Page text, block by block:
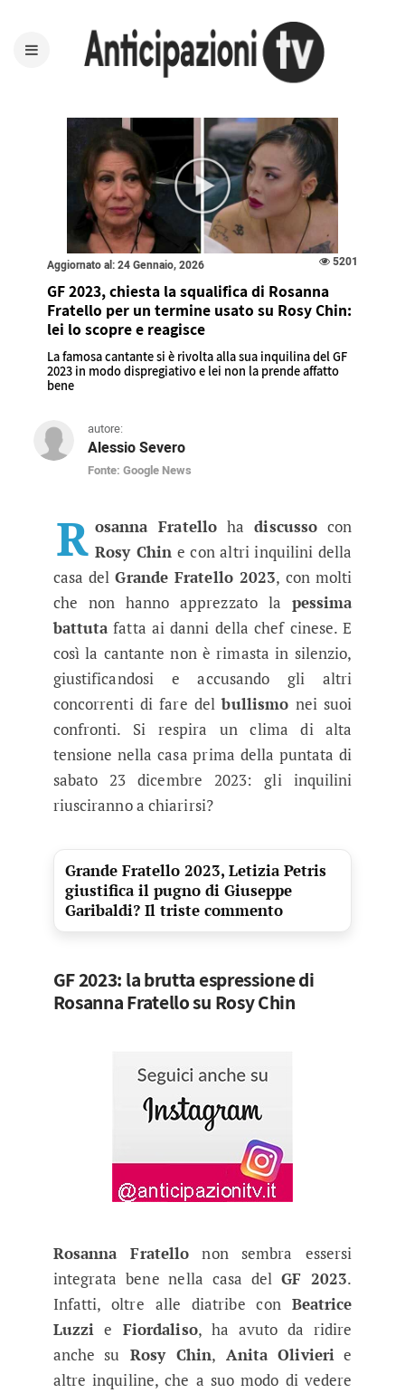
Aggiornato al: 24 Gennaio, 2026 5201
GF 2023, chiesta la squalifica di Rosanna
Fratello per un termine usato su Rosy Chin:
lei lo scopre e reagisce
La famosa cantante si è rivolta alla sua inquilina del GF
2023 in modo dispregiativo e lei non la prende affatto
bene
autore:
Alessio Severo
Fonte: Google News
GF 2023, chiesta la squalifica di
R osanna Fratello hadiscusso con
Rosy Chin e con altri inquilini della
casa delGrande Fratello 2023, con molti
che non hanno apprezzato la pessima
battutafatta ai danni della chef cinese. E
così la cantante non è rimasta in silenzio,
giustificandosi e accusando gli altri
concorrenti di fare delbullismo nei suoi
confronti. Si respira un clima di alta
tensione nella casa prima della puntata di
sabato 23 dicembre 2023: gli inquilini
riusciranno a chiarirsi?
Grande Fratello 2023, Letizia Petris
giustifica il pugno di Giuseppe
Garibaldi? Il triste commento
GF 2023: la brutta espressione di
Rosanna Fratello su Rosy Chin
Rosanna Fratello non sembra essersi
integrata bene nella casa del GF 2023.
Infatti, oltre alle diatribe con Beatrice
Luzzi e Fiordaliso, ha avuto da ridire
anche su Rosy Chin, Anita Olivieri e
altre inquiline, che a suo modo di vedere